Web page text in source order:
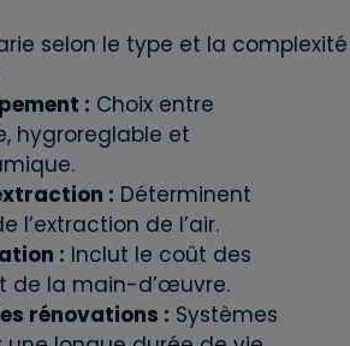
selon le type et la complexité
: Choix entre
hygroreglable et
: Déterminent
l’extraction de l’air.
: Inclut le coût des
de la main-d’œuvre.
rénovations : Systèmes